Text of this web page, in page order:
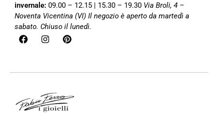
invernale: 09.00 – 12.15 | 15.30 – 19.30 Via Broli, 4 –
Noventa Vicentina (VI) Il negozio è aperto da martedì a
sabato. Chiuso il lunedì.